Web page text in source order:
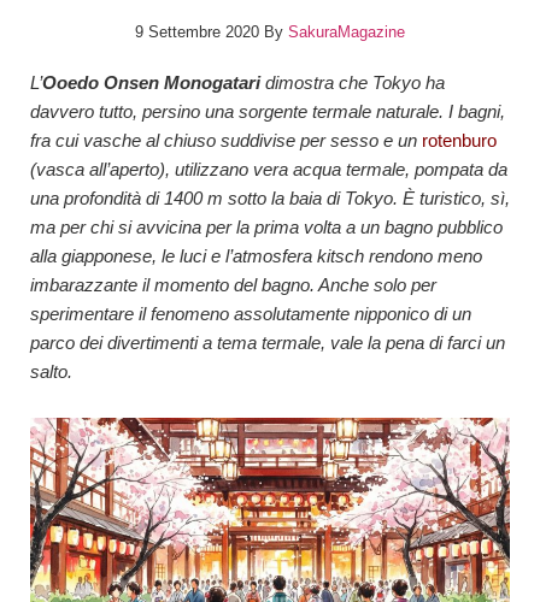
9 Settembre 2020 By SakuraMagazine
L’Ooedo Onsen Monogataridimostra che Tokyo ha
davvero tutto, persino una sorgente termale naturale. I bagni,
fra cui vasche al chiuso suddivise per sesso e un rotenburo
(vasca all’aperto), utilizzano vera acqua termale, pompata da
una profondità di 1400 m sotto la baia di Tokyo. È turistico, sì,
ma per chi si avvicina per la prima volta a un bagno pubblico
alla giapponese, le luci e l’atmosfera kitsch rendono meno
imbarazzante il momento del bagno. Anche solo per
sperimentare il fenomeno assolutamente nipponico di un
parco dei divertimenti a tema termale, vale la pena di farci un
salto.